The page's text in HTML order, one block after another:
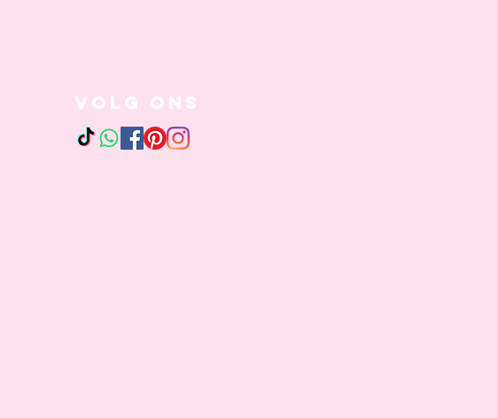
Volg ons